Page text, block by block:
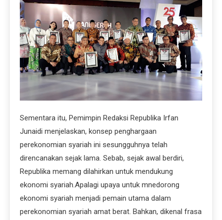
Sementara itu, Pemimpin Redaksi Republika Irfan
Junaidi menjelaskan, konsep penghargaan
perekonomian syariah ini sesungguhnya telah
direncanakan sejak lama. Sebab, sejak awal berdiri,
Republika memang dilahirkan untuk mendukung
ekonomi syariah.Apalagi upaya untuk mnedorong
ekonomi syariah menjadi pemain utama dalam
perekonomian syariah amat berat. Bahkan, dikenal frasa